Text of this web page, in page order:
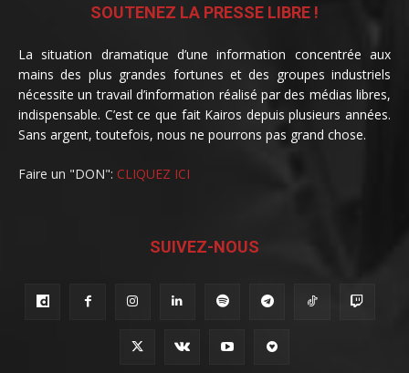
SOUTENEZ LA PRESSE LIBRE !
La situation dramatique d’une information concentrée aux
mains des plus grandes fortunes et des groupes industriels
nécessite un travail d’information réalisé par des médias libres,
indispensable. C’est ce que fait Kairos depuis plusieurs années.
Sans argent, toutefois, nous ne pourrons pas grand chose.
Faire un "DON": CLIQUEZ ICI
SUIVEZ-NOUS